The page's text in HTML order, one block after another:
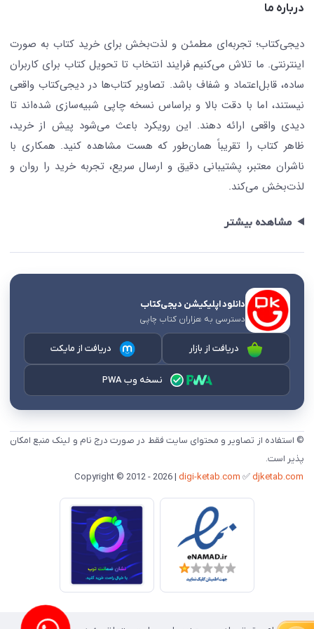
جستجو در سایت
کتابیاب
درباره ما
دیجی‌کتاب؛ تجربه‌ای مطمئن و لذت‌بخش برای خرید کتاب به صورت
اینترنتی. ما تلاش می‌کنیم فرایند انتخاب تا تحویل کتاب برای کاربران
ساده، قابل‌اعتماد و شفاف باشد. تصاویر کتاب‌ها در دیجی‌کتاب واقعی
نیستند، اما با دقت بالا و براساس نسخه چاپی شبیه‌سازی شده‌اند تا
دیدی واقعی ارائه دهند. این رویکرد باعث می‌شود پیش از خرید،
ظاهر کتاب را تقریباً همان‌طور که هست مشاهده کنید. همکاری با
ناشران معتبر، پشتیبانی دقیق و ارسال سریع، تجربه خرید را روان و
لذت‌بخش می‌کند.
مشاهده بیشتر
دانلود اپلیکیشن دیجی‌کتاب
دسترسی به هزاران کتاب چاپی
دریافت از بازار دریافت از مایکت
نسخه وب PWA
© استفاده از تصاویر و محتوای سایت فقط در صورت درج نام و لینک منبع امکان
پذیر است.
digi-ketab.com ✅djketab.com